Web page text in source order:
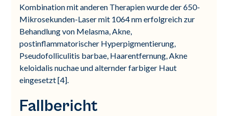
Kombination mit anderen Therapien wurde der 650-
Mikrosekunden-Laser mit 1064 nm erfolgreich zur
Behandlung von Melasma, Akne,
postinflammatorischer Hyperpigmentierung,
Pseudofolliculitis barbae, Haarentfernung, Akne
keloidalis nuchae und alternder farbiger Haut
eingesetzt [4].
Fallbericht